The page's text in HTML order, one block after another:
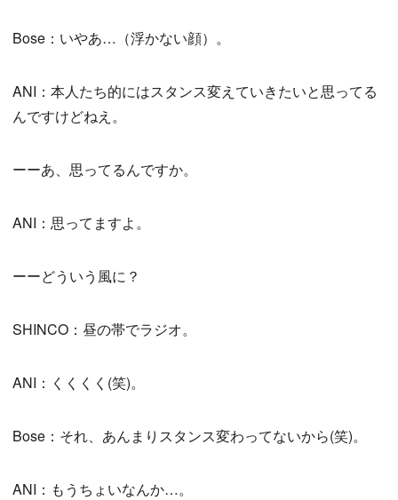
Bose：いやあ…（浮かない顔）。
ANI：本人たち的にはスタンス変えていきたいと思ってる
んですけどねえ。
ーーあ、思ってるんですか。
ANI：思ってますよ。
ーーどういう風に？
SHINCO：昼の帯でラジオ。
ANI：くくくく(笑)。
Bose：それ、あんまりスタンス変わってないから(笑)。
ANI：もうちょいなんか…。